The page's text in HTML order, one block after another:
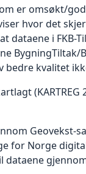
er omsøkt/
hvor det
dataene i FKB-
bedre kvalitet
(KARTREG
for Norge